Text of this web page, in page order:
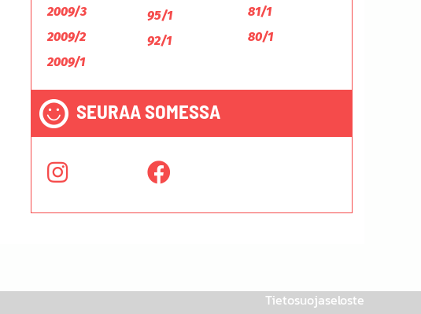
2009/3
2009/2
2009/1
95/1
92/1
81/1
80/1
SEURAA SOMESSA
Tietosuojaseloste